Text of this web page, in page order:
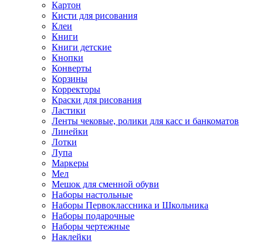
Картон
Кисти для рисования
Клеи
Книги
Книги детские
Кнопки
Конверты
Корзины
Корректоры
Краски для рисования
Ластики
Ленты чековые, ролики для касс и банкоматов
Линейки
Лотки
Лупа
Маркеры
Мел
Мешок для сменной обуви
Наборы настольные
Наборы Первоклассника и Школьника
Наборы подарочные
Наборы чертежные
Наклейки